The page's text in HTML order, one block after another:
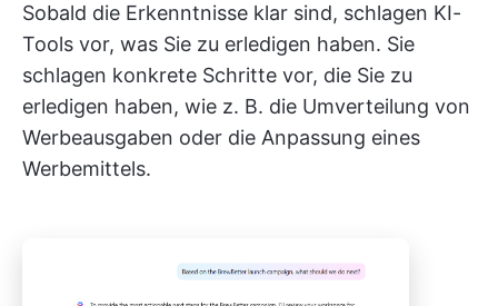
Sobald die Erkenntnisse klar sind, schlagen KI-
Tools vor, was Sie zu erledigen haben. Sie
schlagen konkrete Schritte vor, die Sie zu
erledigen haben, wie z. B. die Umverteilung von
Werbeausgaben oder die Anpassung eines
Werbemittels.